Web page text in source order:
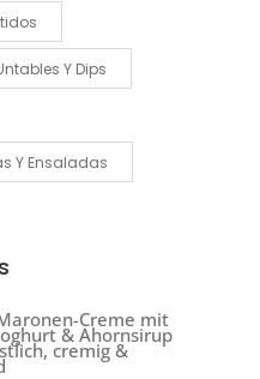
Y Dips
Y Ensaladas
Creme mit
& Ahornsirup
cremig &